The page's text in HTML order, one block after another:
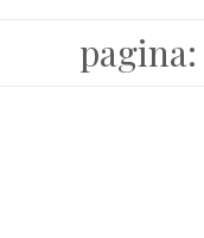
pagina: